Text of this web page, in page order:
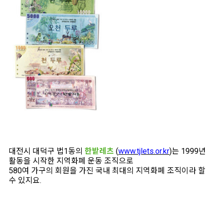
대전시 대덕구 법1동의 한밭레츠 (www.tjlets.or.kr)는 1999년
활동을 시작한 지역화폐 운동 조직으로
580여 가구의 회원을 가진 국내 최대의 지역화폐 조직이라 할
수 있지요.